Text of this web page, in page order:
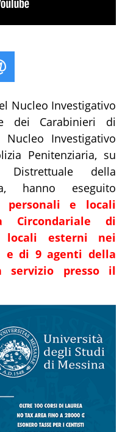
Nucleo Investigativo
dei Carabinieri di
Investigativo
Penitenziaria, su
della
hanno eseguito
personali e locali
Circondariale di
locali esterni nei
e di 9 agenti della
servizio presso il